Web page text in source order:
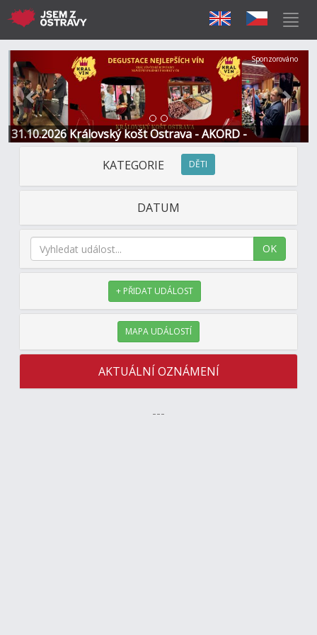
31.10.2026 Královský košt Ostrava - AKORD -
Restaurace a Hotel
Předchozí Další
Sponzorováno
KATEGORIE DĚTI
DATUM
OK
+ PŘIDAT UDÁLOST
MAPA UDÁLOSTÍ
AKTUÁLNÍ OZNÁMENÍ
---